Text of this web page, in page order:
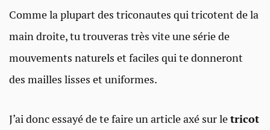
Comme la plupart des triconautes qui tricotent de la
main droite, tu trouveras très vite une série de
mouvements naturels et faciles qui te donneront
des mailles lisses et uniformes.
J’ai donc essayé de te faire un article axé sur letricot